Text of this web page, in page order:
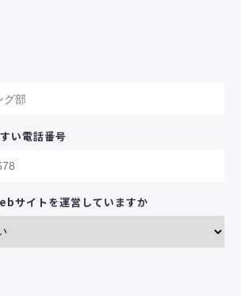
い電話番号
サイトを運営していますか